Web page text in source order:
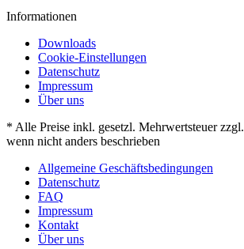
Informationen
Downloads
Cookie-Einstellungen
Datenschutz
Impressum
Über uns
* Alle Preise inkl. gesetzl. Mehrwertsteuer zzgl.
wenn nicht anders beschrieben
Allgemeine Geschäftsbedingungen
Datenschutz
FAQ
Impressum
Kontakt
Über uns